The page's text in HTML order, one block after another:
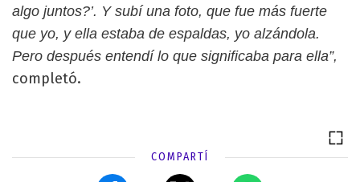
algo juntos?’. Y subí una foto, que fue más fuerte
que yo, y ella estaba de espaldas, yo alzándola.
Pero después entendí lo que significaba para ella”,
completó.
COMPARTÍ